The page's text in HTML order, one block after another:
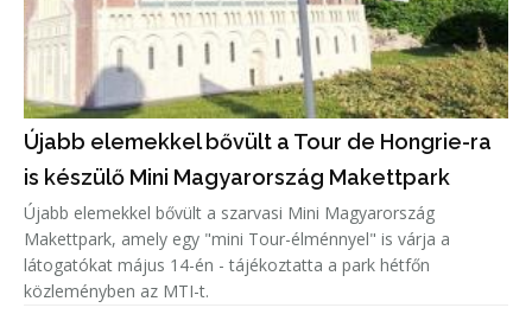
Újabb elemekkel bővült a Tour de Hongrie-ra
is készülő Mini Magyarország Makettpark
Újabb elemekkel bővült a szarvasi Mini Magyarország
Makettpark, amely egy "mini Tour-élménnyel" is várja a
látogatókat május 14-én - tájékoztatta a park hétfőn
közleményben az MTI-t.